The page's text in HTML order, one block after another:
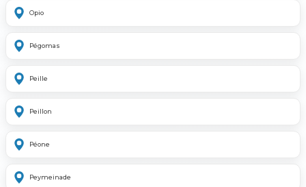
Opio
Pégomas
Peille
Peillon
Péone
Peymeinade